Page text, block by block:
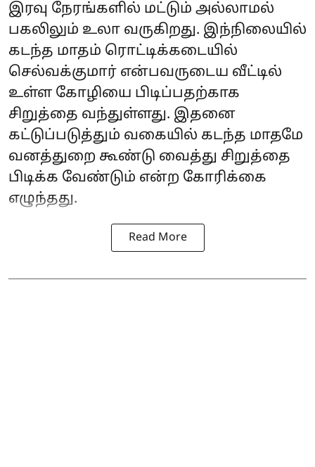
இரவு நேரங்களில் மட்டும் அல்லாமல்
பகலிலும் உலா வருகிறது. இந்நிலையில்
கடந்த மாதம் ரொட்டிக்கடையில்
செல்வக்குமார் என்பவருடைய வீட்டில்
உள்ள கோழியை பிடிப்பதற்காக
சிறுத்தை வந்துள்ளது. இதனை
கட்டுப்படுத்தும் வகையில் கடந்த மாதமே
வனத்துறை கூண்டு வைத்து சிறுத்தை
பிடிக்க வேண்டும் என்ற கோரிக்கை
எழுந்தது.
Read More